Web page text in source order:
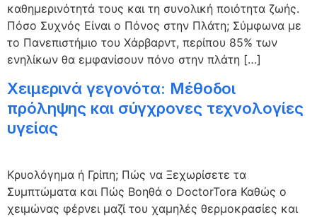
καθημερινότητά τους και τη συνολική ποιότητα ζωής.
Πόσο Συχνός Είναι ο Πόνος στην Πλάτη; Σύμφωνα με
το Πανεπιστήμιο του Χάρβαρντ, περίπου 85% των
ενηλίκων θα εμφανίσουν πόνο στην πλάτη […]
Χειμερινά γεγονότα: Μέθοδοι
πρόληψης και σύγχρονες τεχνολογίες
υγείας
Κρυολόγημα ή Γρίπη; Πώς να Ξεχωρίσετε τα
Συμπτώματα και Πώς Βοηθά ο DoctorTora Καθώς ο
χειμώνας φέρνει μαζί του χαμηλές θερμοκρασίες και